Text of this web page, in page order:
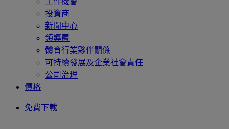
投資商
新聞中心
領導層
體育行業夥伴關係
可持續發展及企業社會責任
公司治理
價格
免費下載